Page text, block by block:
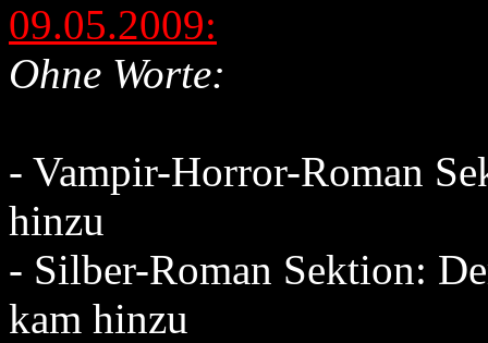
09.05.2009:
Ohne Worte:
- Vampir-Horror-Roman
hinzu
- Silber-Roman Sektion:
kam hinzu